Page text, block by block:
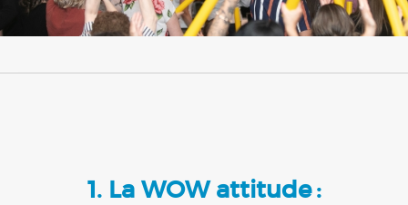
1. La WOW attitude :